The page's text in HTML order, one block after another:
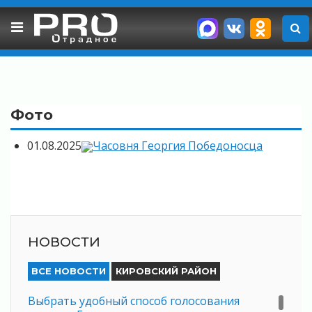
Skip
Фото
01.08.2025 Часовня Георгия Победоносца
НОВОСТИ
ВСЕ НОВОСТИ КИРОВСКИЙ РАЙОН
Выбрать удобный способ голосования